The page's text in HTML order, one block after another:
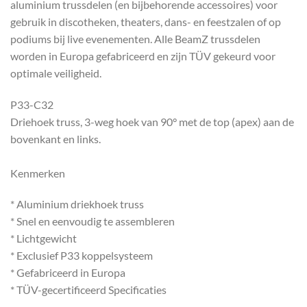
aluminium trussdelen (en bijbehorende accessoires) voor
gebruik in discotheken, theaters, dans- en feestzalen of op
podiums bij live evenementen. Alle BeamZ trussdelen
worden in Europa gefabriceerd en zijn TÜV gekeurd voor
optimale veiligheid.
P33-C32
Driehoek truss, 3-weg hoek van 90° met de top (apex) aan de
bovenkant en links.
Kenmerken
* Aluminium driekhoek truss
* Snel en eenvoudig te assembleren
* Lichtgewicht
* Exclusief P33 koppelsysteem
* Gefabriceerd in Europa
* TÜV-gecertificeerd Specificaties